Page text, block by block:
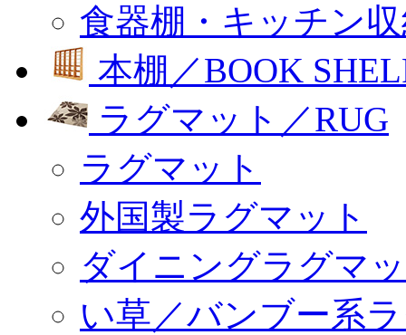
食器棚・キッチン
本棚／BOOK
ラグマット／RUG
ラグマット
外国製ラグマット
ダイニングラグマ
い草／バンブー系